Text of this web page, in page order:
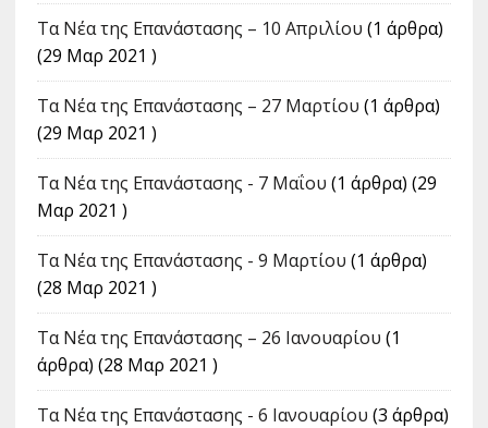
Τα Νέα της Επανάστασης – 10 Απριλίου (1 άρθρα)
(29 Μαρ 2021 )
Τα Νέα της Επανάστασης – 27 Μαρτίου (1 άρθρα)
(29 Μαρ 2021 )
Τα Νέα της Επανάστασης - 7 Μαΐου (1 άρθρα) (29
Μαρ 2021 )
Τα Νέα της Επανάστασης - 9 Μαρτίου (1 άρθρα)
(28 Μαρ 2021 )
Τα Νέα της Επανάστασης – 26 Ιανουαρίου (1
άρθρα) (28 Μαρ 2021 )
Τα Νέα της Επανάστασης - 6 Ιανουαρίου (3 άρθρα)